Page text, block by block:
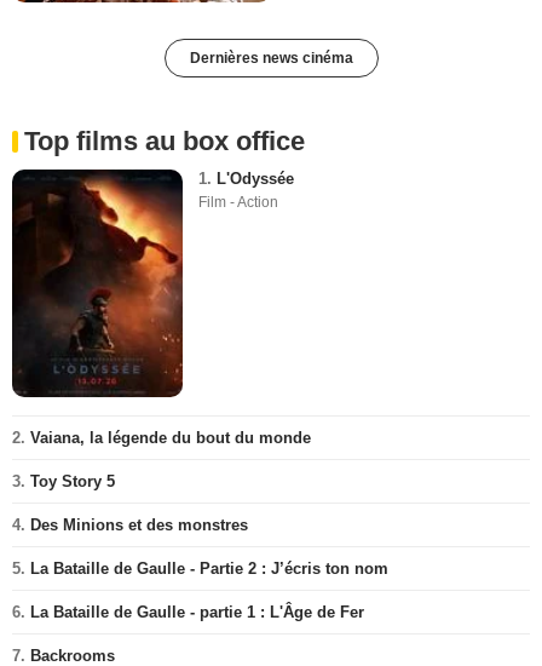
Dernières news cinéma
Top films au box office
1. L'Odyssée
Film - Action
2. Vaiana, la légende du bout du monde
3. Toy Story 5
4. Des Minions et des monstres
5. La Bataille de Gaulle - Partie 2 : J’écris ton nom
6. La Bataille de Gaulle - partie 1 : L'Âge de Fer
7. Backrooms